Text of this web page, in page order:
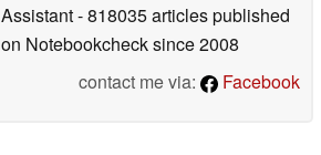
Assistant- 818035 articles published
on Notebookchecksince 2008
contact me via:
Facebook